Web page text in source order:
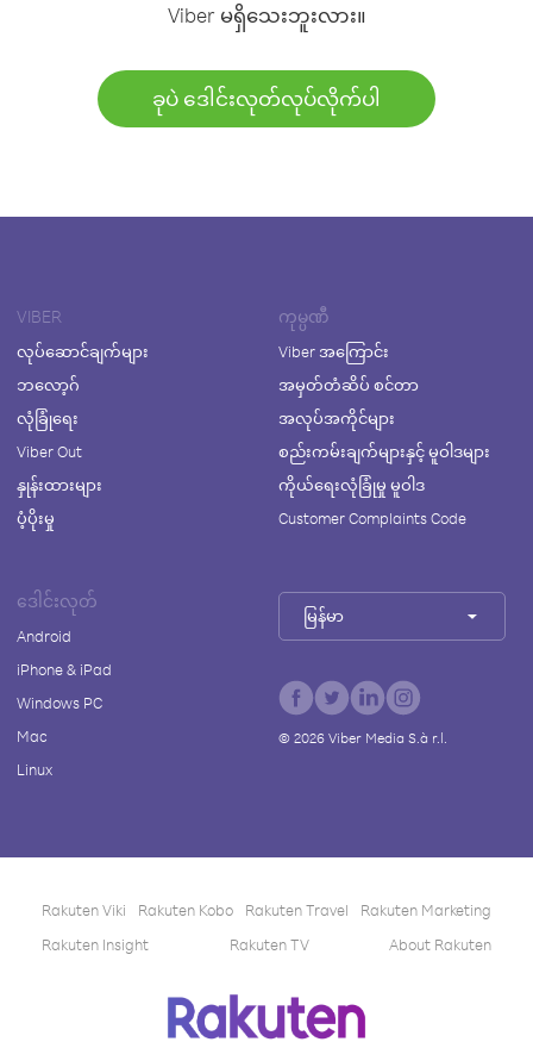
Viber မရှိသေးဘူးလား။
ခုပဲ ဒေါင်းလုတ်လုပ်လိုက်ပါ
VIBER
လုပ်ဆောင်ချက်များ
ဘလော့ဂ်
လုံခြုံရေး
Viber Out
နှုန်းထားများ
ပံ့ပိုးမှု
ကုမ္ပဏီ
Viber အကြောင်း
အမှတ်တံဆိပ် စင်တာ
အလုပ်အကိုင်များ
စည်းကမ်းချက်များနှင့် မူဝါဒများ
ကိုယ်ရေးလုံခြုံမှု မူဝါဒ
Customer Complaints Code
ဒေါင်းလုတ်
Android
iPhone & iPad
Windows PC
Mac
Linux
မြန်မာ
© 2026Viber Media S.à r.l.
Rakuten Viki Rakuten Kobo Rakuten Travel
Rakuten Marketing
Rakuten Insight
Rakuten TV About Rakuten